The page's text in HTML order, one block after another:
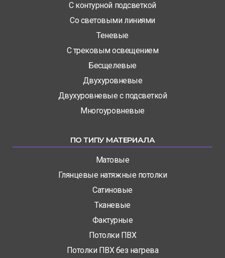
С контурной подсветкой
Со световыми линиями
Теневые
С трековым освещением
Бесщелевые
Двухуровневые
Двухуровневые с подсветкой
Многоуровневые
ПО ТИПУ МАТЕРИАЛА
Матовые
Глянцевые натяжные потолки
Сатиновые
Тканевые
Фактурные
Потолки ПВХ
Потолки ПВХ без нагрева